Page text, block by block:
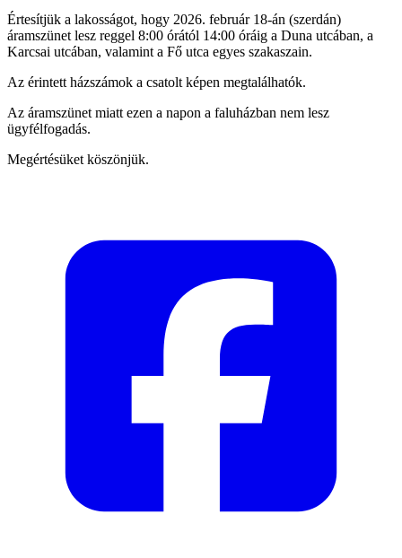
Értesítjük a lakosságot, hogy 2026. február 18-án (szerdán)
áramszünet lesz reggel 8:00 órától 14:00 óráig a Duna utcában, a
Karcsai utcában, valamint a Fő utca egyes szakaszain.
Az érintett házszámok a csatolt képen megtalálhatók.
Az áramszünet miatt ezen a napon a faluházban nem lesz
ügyfélfogadás.
Megértésüket köszönjük.